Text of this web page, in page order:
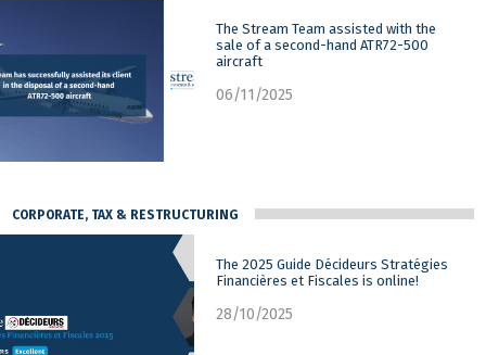
The Stream Team assisted with the
sale of a second-hand ATR72-500
aircraft
06/11/2025
CORPORATE, TAX & RESTRUCTURING
The 2025 Guide Décideurs Stratégies
Financières et Fiscales is online!
28/10/2025